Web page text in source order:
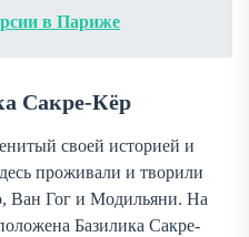
в Париже
Сакре-Кёр
своей историей и
проживали и творили
Ван Гог и Модильяни. На
Базилика Сакре-